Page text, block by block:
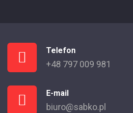
Telefon
+48 797 009 981
E-mail
biuro@sabko.pl